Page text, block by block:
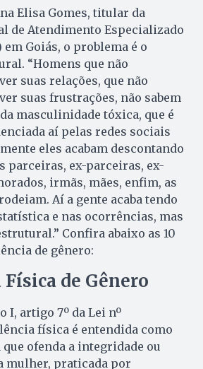
Elisa Gomes, titular da
de Atendimento Especializado
em Goiás, o problema é o
“Homens que não
suas relações, que não
suas frustrações, não sabem
masculinidade tóxica, que é
aí pelas redes sociais
eles acabam descontando
parceiras, ex-parceiras, ex-
irmãs, mães, enfim, as
Aí a gente acaba tendo
e nas ocorrências, mas
Confira abaixo as 10
de gênero:
de Gênero
I, artigo 7º da Lei nº
física é entendida como
ofenda a integridade ou
mulher, praticada por